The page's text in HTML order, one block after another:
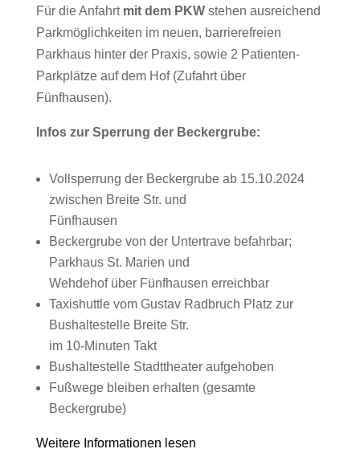
Für die Anfahrt mit dem PKW stehen ausreichend
Parkmöglichkeiten im neuen, barrierefreien
Parkhaus hinter der Praxis, sowie 2 Patienten-
Parkplätze auf dem Hof (Zufahrt über
Fünfhausen).
Infos zur Sperrung der Beckergrube:
Vollsperrung der Beckergrube ab 15.10.2024
zwischen Breite Str. und
Fünfhausen
Beckergrube von der Untertrave befahrbar;
Parkhaus St. Marien und
Wehdehof über Fünfhausen erreichbar
Taxishuttle vom Gustav Radbruch Platz zur
Bushaltestelle Breite Str.
im 10-Minuten Takt
Bushaltestelle Stadttheater aufgehoben
Fußwege bleiben erhalten (gesamte
Beckergrube)
Weitere Informationen lesen